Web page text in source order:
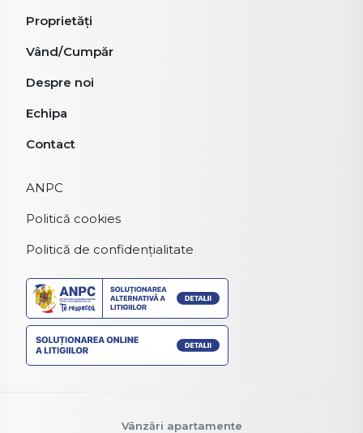
Proprietăți
Vând/Cumpăr
Despre noi
Echipa
Contact
ANPC
Politică cookies
Politică de confidențialitate
Vânzări apartamente